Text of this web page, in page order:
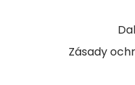
Zásady